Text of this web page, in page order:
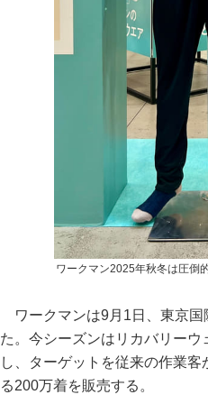
ワークマン2025年秋冬は圧倒
ワークマンは9月1日、東京国
た。今シーズンはリカバリー
し、ターゲットを従来の作業
る200万着を販売する。